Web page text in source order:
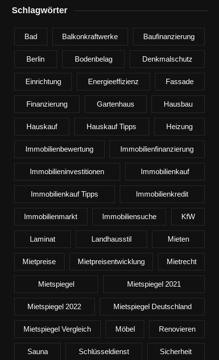
Schlagwörter
Bad Balkonkraftwerke Baufinanzierung
Berlin Bodenbelag Denkmalschutz
Einrichtung Energieeffizienz Fassade
Finanzierung Gartenhaus Hausbau
Hauskauf Hauskauf Tipps Heizung
Immobilienbewertung Immobilienfinanzierung
Immobilieninvestitionen Immobilienkauf
Immobilienkauf Tipps Immobilienkredit
Immobilienmarkt Immobiliensuche KfW
Laminat Landhausstil Mieten
Mietpreise Mietpreisentwicklung Mietrecht
Mietspiegel Mietspiegel 2021
Mietspiegel 2022 Mietspiegel Deutschland
Mietspiegel Vergleich Möbel Renovieren
Sauna Schlüsseldienst Sicherheit